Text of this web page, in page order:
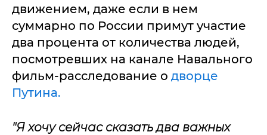
движением, даже если в нем
суммарно по России примут участие
два процента от количества людей,
посмотревших на канале Навального
фильм-расследование о дворце
Путина.
"Я хочу сейчас сказать два важных